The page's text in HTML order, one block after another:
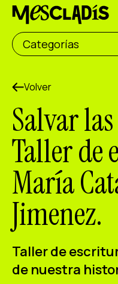
Productora
Productora de
Productora de
Productora de
Productora
Agenda
Nuestros talleres
Blog
Contacto
ES CA EN
Categorías
Volver
Salvar
Taller de
María
Jimenez.
Taller de
de nuestra